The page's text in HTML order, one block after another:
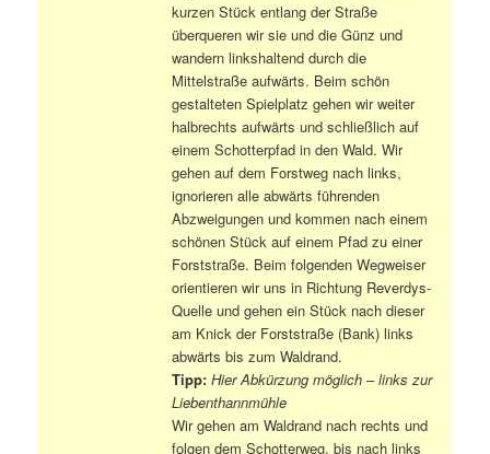
kurzen Stück entlang der Straße
überqueren wir sie und die Günz und
wandern linkshaltend durch die
Mittelstraße aufwärts. Beim schön
gestalteten Spielplatz gehen wir weiter
halbrechts aufwärts und schließlich auf
einem Schotterpfad in den Wald. Wir
gehen auf dem Forstweg nach links,
ignorieren alle abwärts führenden
Abzweigungen und kommen nach einem
schönen Stück auf einem Pfad zu einer
Forststraße. Beim folgenden Wegweiser
orientieren wir uns in Richtung Reverdys-
Quelle und gehen ein Stück nach dieser
am Knick der Forststraße (Bank) links
abwärts bis zum Waldrand.
Tipp: Hier Abkürzung möglich – links zur
Liebenthannmühle
Wir gehen am Waldrand nach rechts und
folgen dem Schotterweg, bis nach links